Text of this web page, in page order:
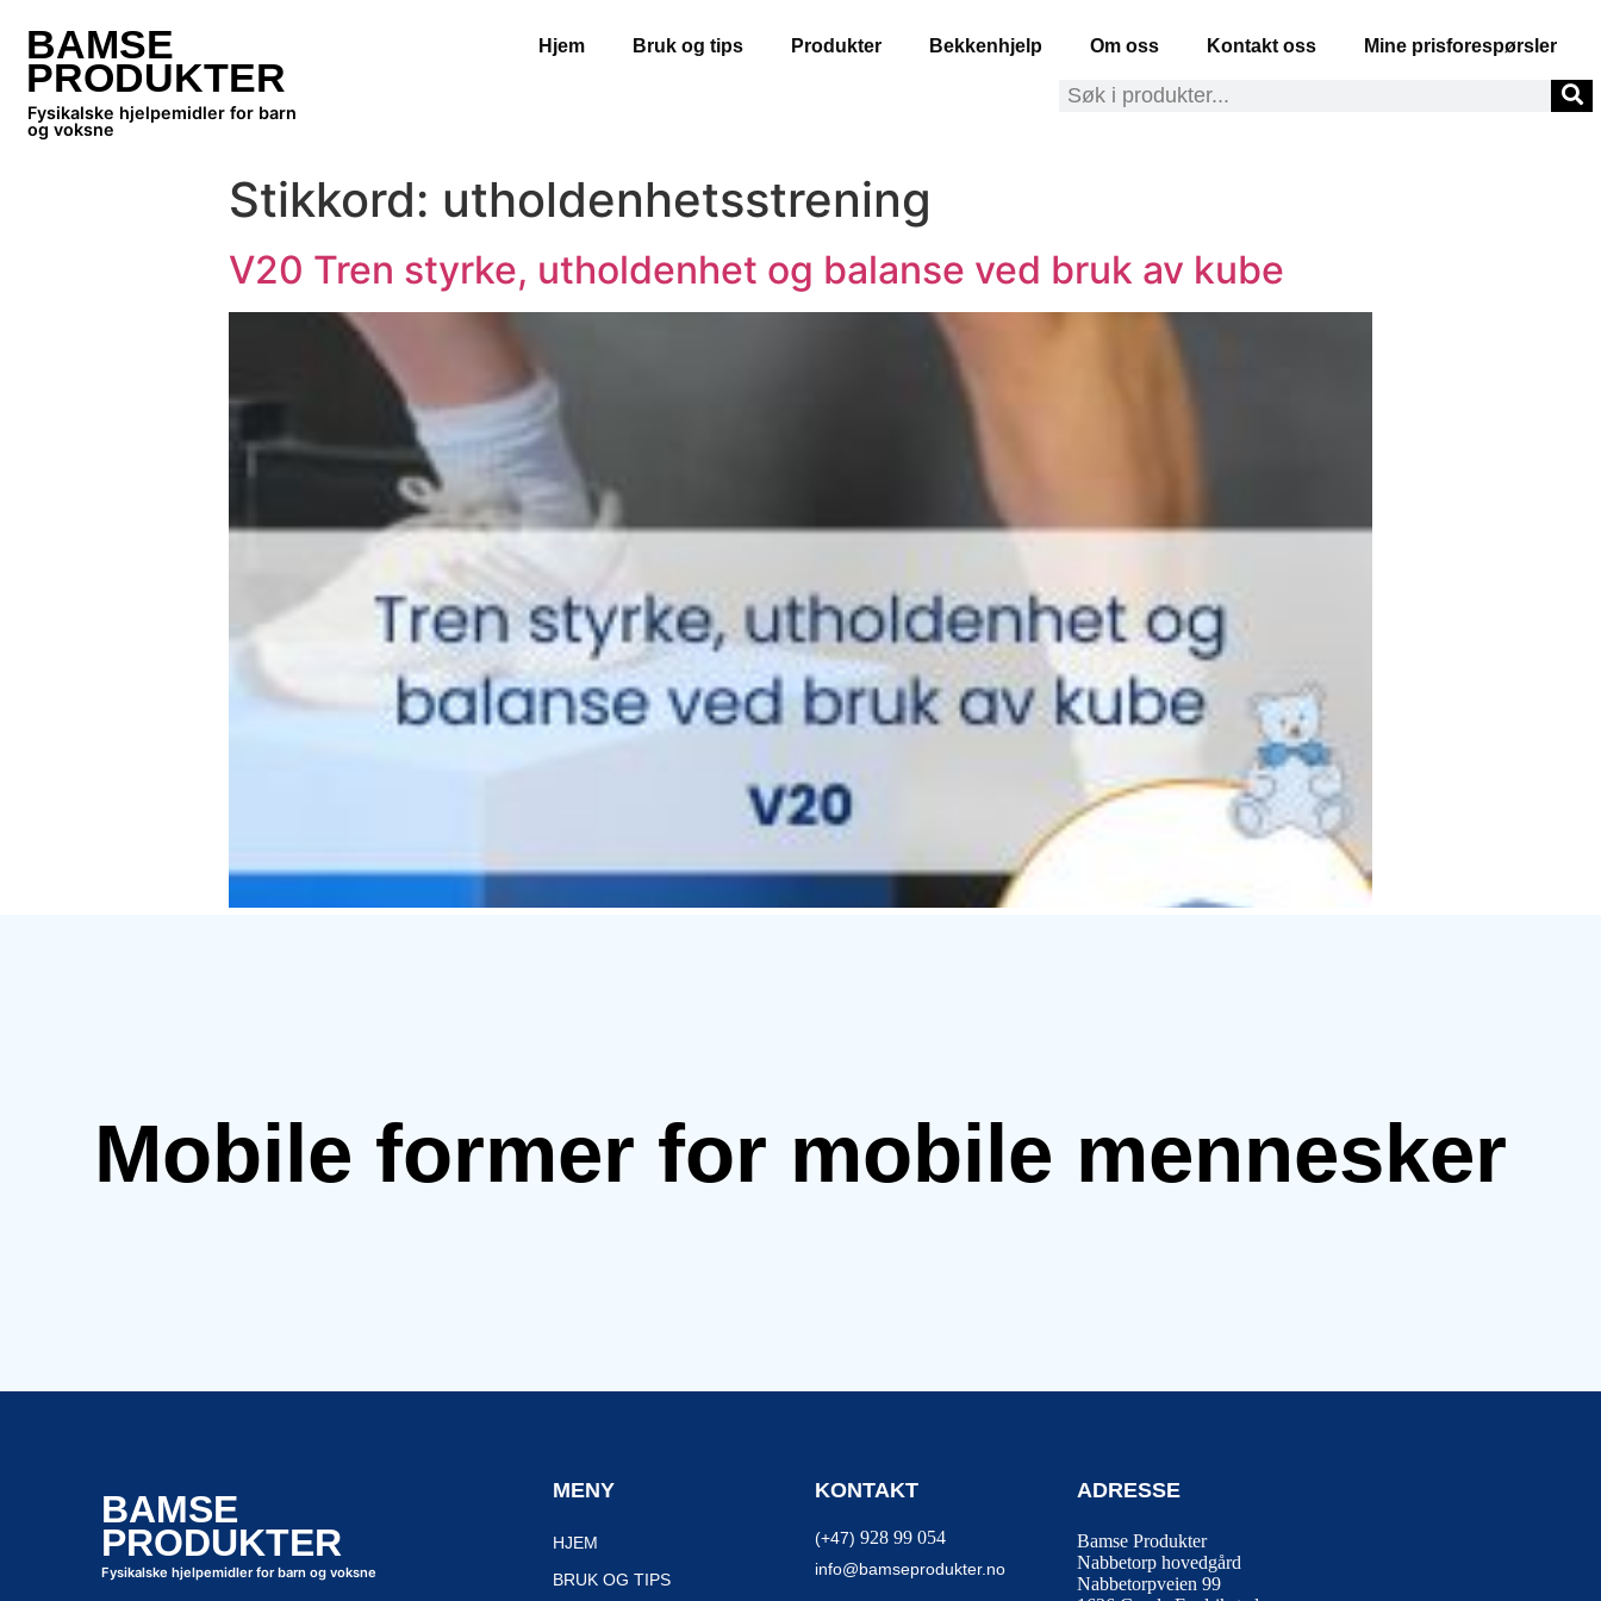
BAMSE
PRODUKTER
Fysikalske hjelpemidler for barn
og voksne
Hjem Bruk og tips Produkter Bekkenhjelp Om oss Kontakt oss Mine prisforespørsler
Stikkord: utholdenhetsstrening
V20 Tren styrke, utholdenhet og balanse ved bruk av kube
Mobile former for mobile mennesker
BAMSE
PRODUKTER
Fysikalske hjelpemidler for barn og voksne
MENY
HJEM
BRUK OG TIPS
KONTAKT
(+47) 928 99 054
info@bamseprodukter.no
ADRESSE
Bamse Produkter
Nabbetorp hovedgård
Nabbetorpveien 99